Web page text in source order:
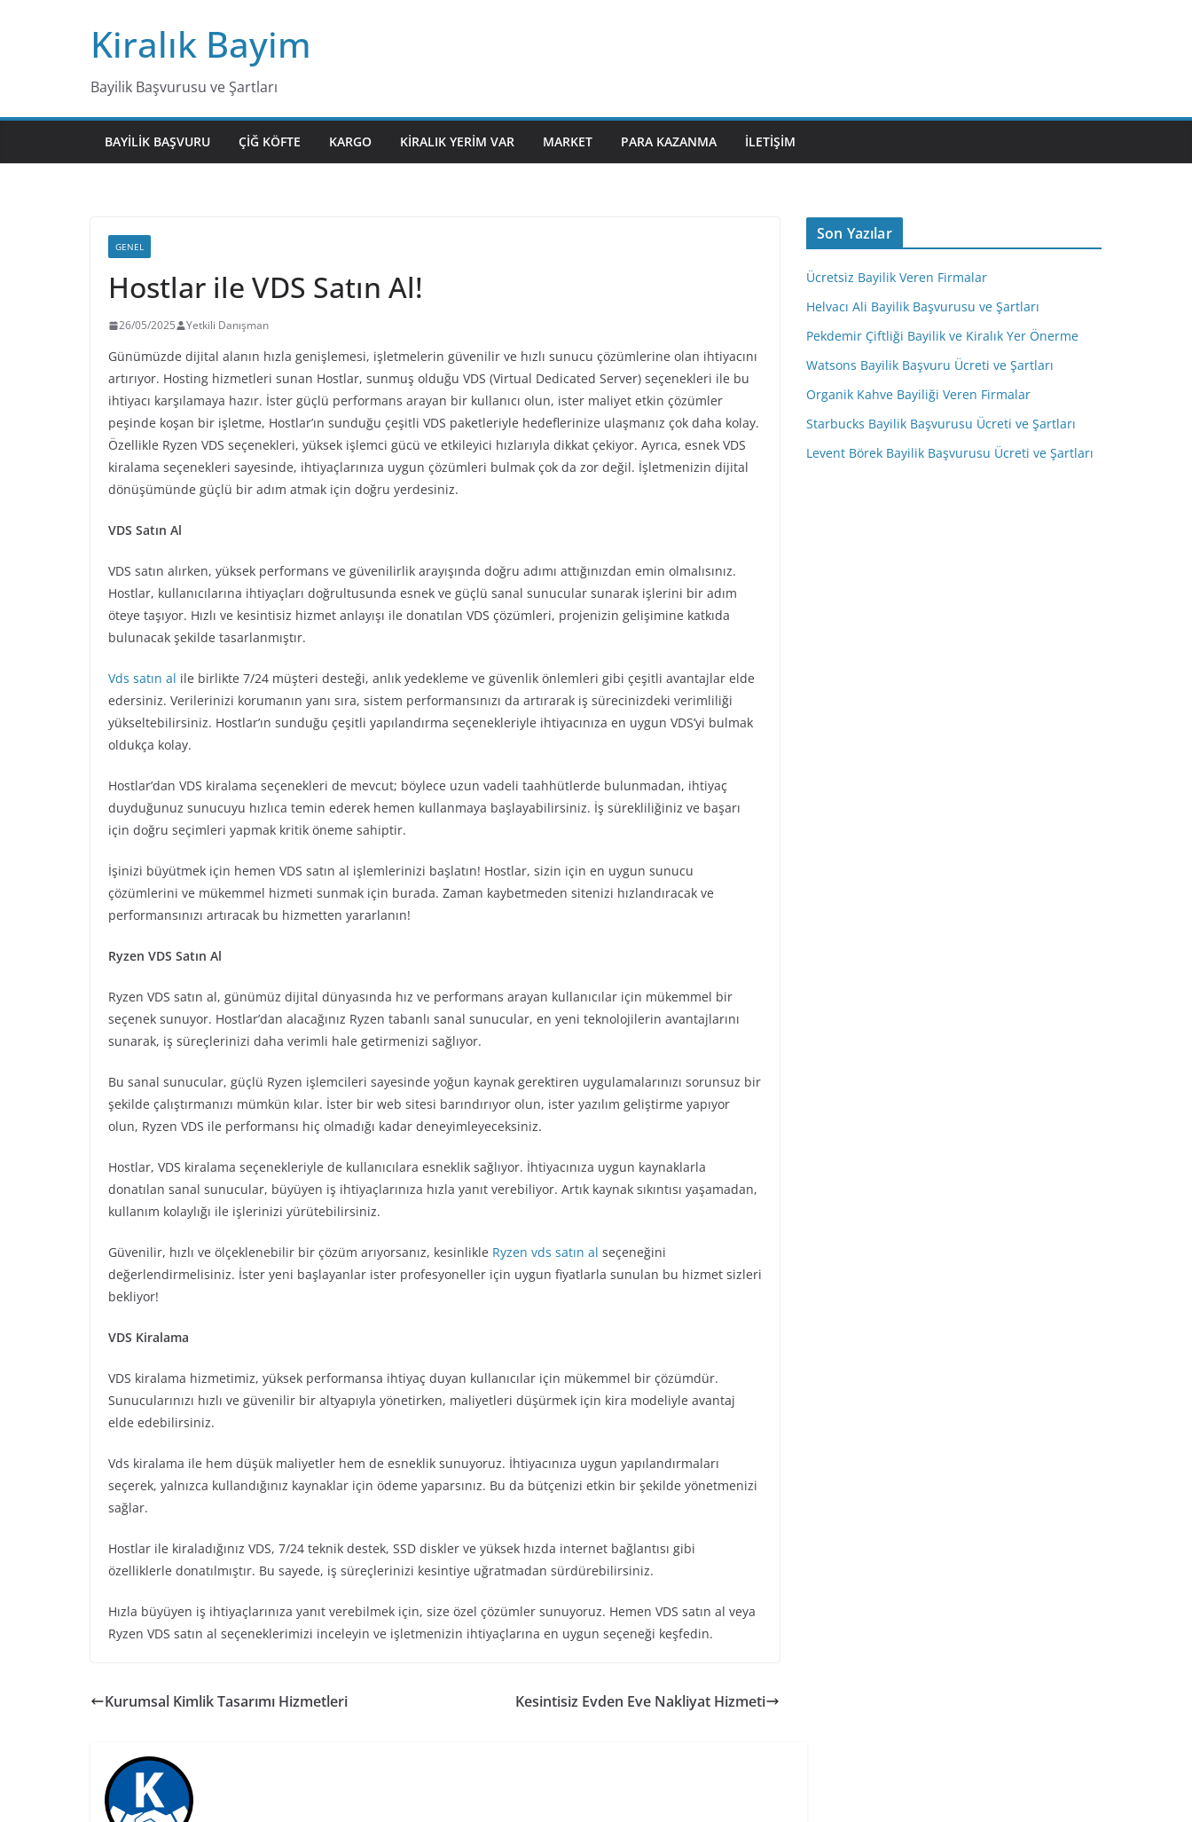
Kiralık Bayim
Bayilik Başvurusu ve Şartları
BAYILIK BAŞVURU ÇIĞ KÖFTE KARGO KIRALIK YERIM VAR MARKET PARA KAZANMA İLETIŞIM
GENEL
Hostlar ile VDS Satın Al!
26/05/2025 Yetkili Danışman
Günümüzde dijital alanın hızla genişlemesi, işletmelerin güvenilir ve hızlı sunucu çözümlerine olan ihtiyacını
artırıyor. Hosting hizmetleri sunan Hostlar, sunmuş olduğu VDS (Virtual Dedicated Server) seçenekleri ile bu
ihtiyacı karşılamaya hazır. İster güçlü performans arayan bir kullanıcı olun, ister maliyet etkin çözümler
peşinde koşan bir işletme, Hostlar’ın sunduğu çeşitli VDS paketleriyle hedeflerinize ulaşmanız çok daha kolay.
Özellikle Ryzen VDS seçenekleri, yüksek işlemci gücü ve etkileyici hızlarıyla dikkat çekiyor. Ayrıca, esnek VDS
kiralama seçenekleri sayesinde, ihtiyaçlarınıza uygun çözümleri bulmak çok da zor değil. İşletmenizin dijital
dönüşümünde güçlü bir adım atmak için doğru yerdesiniz.
VDS Satın Al
VDS satın alırken, yüksek performans ve güvenilirlik arayışında doğru adımı attığınızdan emin olmalısınız.
Hostlar, kullanıcılarına ihtiyaçları doğrultusunda esnek ve güçlü sanal sunucular sunarak işlerini bir adım
öteye taşıyor. Hızlı ve kesintisiz hizmet anlayışı ile donatılan VDS çözümleri, projenizin gelişimine katkıda
bulunacak şekilde tasarlanmıştır.
Vds satın al ile birlikte 7/24 müşteri desteği, anlık yedekleme ve güvenlik önlemleri gibi çeşitli avantajlar elde
edersiniz. Verilerinizi korumanın yanı sıra, sistem performansınızı da artırarak iş sürecinizdeki verimliliği
yükseltebilirsiniz. Hostlar’ın sunduğu çeşitli yapılandırma seçenekleriyle ihtiyacınıza en uygun VDS’yi bulmak
oldukça kolay.
Hostlar’dan VDS kiralama seçenekleri de mevcut; böylece uzun vadeli taahhütlerde bulunmadan, ihtiyaç
duyduğunuz sunucuyu hızlıca temin ederek hemen kullanmaya başlayabilirsiniz. İş sürekliliğiniz ve başarı
için doğru seçimleri yapmak kritik öneme sahiptir.
İşinizi büyütmek için hemen VDS satın al işlemlerinizi başlatın! Hostlar, sizin için en uygun sunucu
çözümlerini ve mükemmel hizmeti sunmak için burada. Zaman kaybetmeden sitenizi hızlandıracak ve
performansınızı artıracak bu hizmetten yararlanın!
Ryzen VDS Satın Al
Ryzen VDS satın al, günümüz dijital dünyasında hız ve performans arayan kullanıcılar için mükemmel bir
seçenek sunuyor. Hostlar’dan alacağınız Ryzen tabanlı sanal sunucular, en yeni teknolojilerin avantajlarını
sunarak, iş süreçlerinizi daha verimli hale getirmenizi sağlıyor.
Bu sanal sunucular, güçlü Ryzen işlemcileri sayesinde yoğun kaynak gerektiren uygulamalarınızı sorunsuz bir
şekilde çalıştırmanızı mümkün kılar. İster bir web sitesi barındırıyor olun, ister yazılım geliştirme yapıyor
olun, Ryzen VDS ile performansı hiç olmadığı kadar deneyimleyeceksiniz.
Hostlar, VDS kiralama seçenekleriyle de kullanıcılara esneklik sağlıyor. İhtiyacınıza uygun kaynaklarla
donatılan sanal sunucular, büyüyen iş ihtiyaçlarınıza hızla yanıt verebiliyor. Artık kaynak sıkıntısı yaşamadan,
kullanım kolaylığı ile işlerinizi yürütebilirsiniz.
Güvenilir, hızlı ve ölçeklenebilir bir çözüm arıyorsanız, kesinlikle Ryzen vds satın al seçeneğini
değerlendirmelisiniz. İster yeni başlayanlar ister profesyoneller için uygun fiyatlarla sunulan bu hizmet sizleri
bekliyor!
VDS Kiralama
VDS kiralama hizmetimiz, yüksek performansa ihtiyaç duyan kullanıcılar için mükemmel bir çözümdür.
Sunucularınızı hızlı ve güvenilir bir altyapıyla yönetirken, maliyetleri düşürmek için kira modeliyle avantaj
elde edebilirsiniz.
Vds kiralama ile hem düşük maliyetler hem de esneklik sunuyoruz. İhtiyacınıza uygun yapılandırmaları
seçerek, yalnızca kullandığınız kaynaklar için ödeme yaparsınız. Bu da bütçenizi etkin bir şekilde yönetmenizi
sağlar.
Hostlar ile kiraladığınız VDS, 7/24 teknik destek, SSD diskler ve yüksek hızda internet bağlantısı gibi
özelliklerle donatılmıştır. Bu sayede, iş süreçlerinizi kesintiye uğratmadan sürdürebilirsiniz.
Hızla büyüyen iş ihtiyaçlarınıza yanıt verebilmek için, size özel çözümler sunuyoruz. Hemen VDS satın al veya
Ryzen VDS satın al seçeneklerimizi inceleyin ve işletmenizin ihtiyaçlarına en uygun seçeneği keşfedin.
Kurumsal Kimlik Tasarımı Hizmetleri Kesintisiz Evden Eve Nakliyat Hizmeti
Son Yazılar
Ücretsiz Bayilik Veren Firmalar
Helvacı Ali Bayilik Başvurusu ve Şartları
Pekdemir Çiftliği Bayilik ve Kiralık Yer Önerme
Watsons Bayilik Başvuru Ücreti ve Şartları
Organik Kahve Bayiliği Veren Firmalar
Starbucks Bayilik Başvurusu Ücreti ve Şartları
Levent Börek Bayilik Başvurusu Ücreti ve Şartları